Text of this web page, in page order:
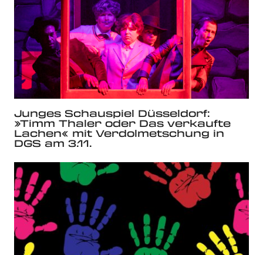
Junges Schauspiel Düsseldorf:
»Timm Thaler oder Das verkaufte
Lachen« mit Verdolmetschung in
DGS am 3.11.